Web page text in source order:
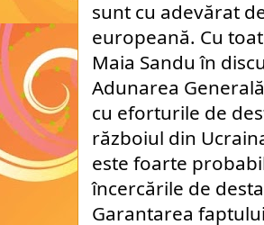
sunt cu adevărat
europeană. Cu
Maia Sandu în
Adunarea
cu eforturile de
războiul din
este foarte
încercările de
Garantarea